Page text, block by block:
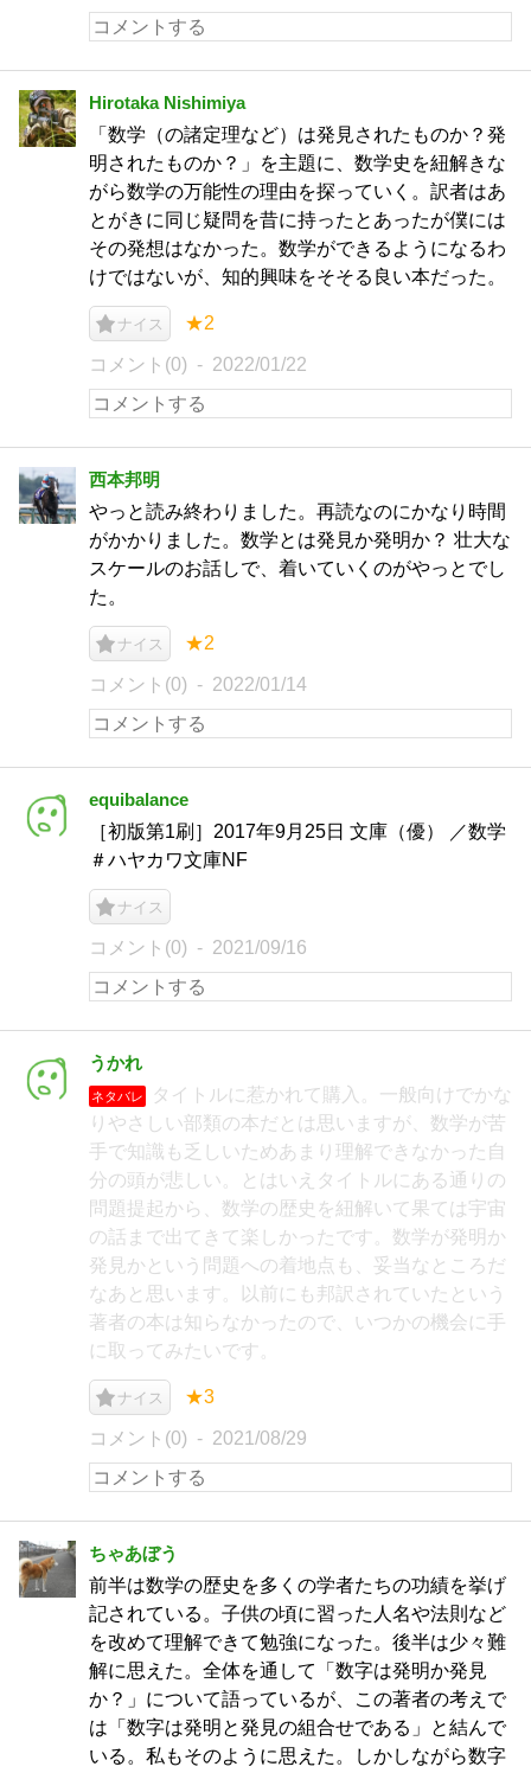
Hirotaka Nishimiya
「数学（の諸定理など）は発見されたものか？発
明されたものか？」を主題に、数学史を紐解きな
がら数学の万能性の理由を探っていく。訳者はあ
とがきに同じ疑問を昔に持ったとあったが僕には
その発想はなかった。数学ができるようになるわ
けではないが、知的興味をそそる良い本だった。
ナイス ★2
コメント(0) 2022/01/22
西本邦明
やっと読み終わりました。再読なのにかなり時間
がかかりました。数学とは発見か発明か？ 壮大な
スケールのお話しで、着いていくのがやっとでし
た。
ナイス ★2
コメント(0) 2022/01/14
equibalance
［初版第1刷］2017年9月25日 文庫（優） ／数学
＃ハヤカワ文庫NF
ナイス
コメント(0) 2021/09/16
うかれ
ネタバレ
タイトルに惹かれて購入。一般向けでかな
りやさしい部類の本だとは思いますが、数学が苦
手で知識も乏しいためあまり理解できなかった自
分の頭が悲しい。とはいえタイトルにある通りの
問題提起から、数学の歴史を紐解いて果ては宇宙
の話まで出てきて楽しかったです。数学が発明か
発見かという問題への着地点も、妥当なところだ
なあと思います。以前にも邦訳されていたという
著者の本は知らなかったので、いつかの機会に手
に取ってみたいです。
ナイス ★3
コメント(0) 2021/08/29
ちゃあぼう
前半は数学の歴史を多くの学者たちの功績を挙げ
記されている。子供の頃に習った人名や法則など
を改めて理解できて勉強になった。後半は少々難
解に思えた。全体を通して「数字は発明か発見
か？」について語っているが、この著者の考えで
は「数字は発明と発見の組合せである」と結んで
いる。私もそのように思えた。しかしながら数字